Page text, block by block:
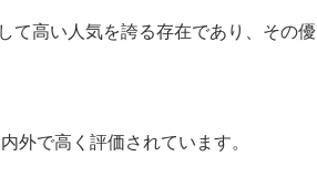
て高い人気を誇る存在であり、その優
外で高く評価されています。